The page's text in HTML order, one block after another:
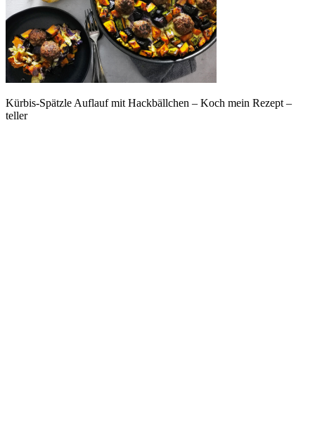
Kürbis-Spätzle Auflauf mit Hackbällchen – Koch mein Rezept –
teller